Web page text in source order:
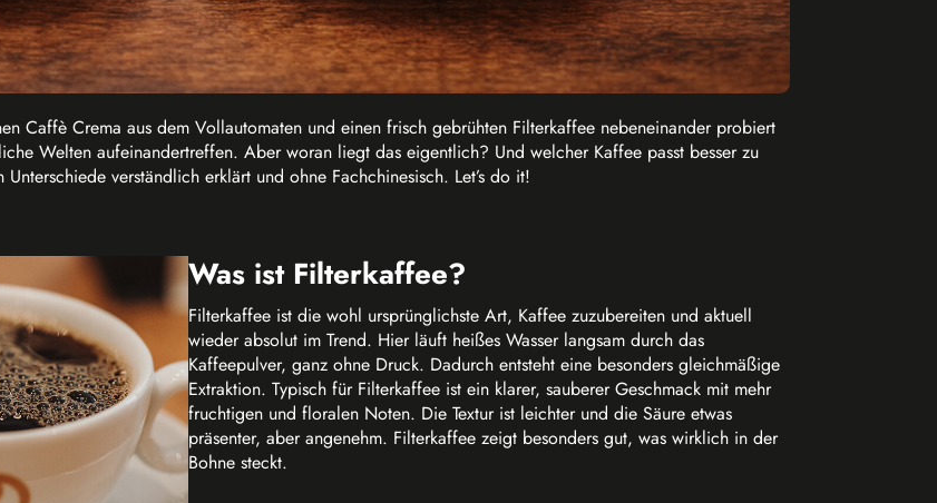
Caffè Crema aus dem Vollautomaten und einen frisch gebrühten Filterkaffee nebeneinander probiert
Welten aufeinandertreffen. Aber woran liegt das eigentlich? Und welcher Kaffee passt besser zu
verständlich erklärt und ohne Fachchinesisch. Let’s do it!
Was ist Filterkaffee?
Filterkaffee ist die wohl ursprünglichste Art, Kaffee zuzubereiten und aktuell
wieder absolut im Trend. Hier läuft heißes Wasser langsam durch das
Kaffeepulver, ganz ohne Druck. Dadurch entsteht eine besonders gleichmäßige
Extraktion. Typisch für Filterkaffee ist ein klarer, sauberer Geschmack mit mehr
fruchtigen und floralen Noten. Die Textur ist leichter und die Säure etwas
präsenter, aber angenehm. Filterkaffee zeigt besonders gut, was wirklich in der
Bohne steckt.